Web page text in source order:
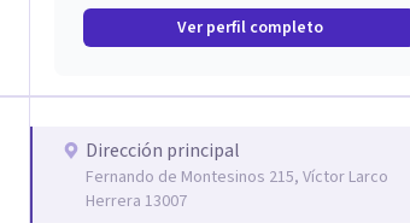
Ver perfil completo
Dirección principal
Fernando de Montesinos 215, Víctor Larco
Herrera 13007